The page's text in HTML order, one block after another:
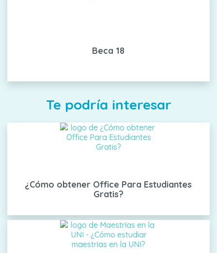
Beca 18
Te podría interesar
¿Cómo obtener Office Para Estudiantes
Gratis?